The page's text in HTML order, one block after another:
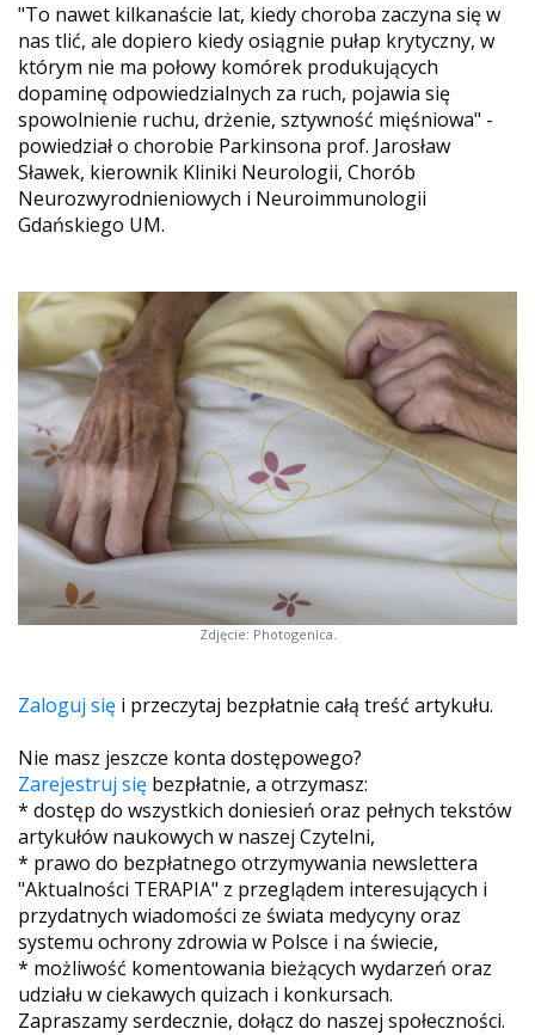
"To nawet kilkanaście lat, kiedy choroba zaczyna się w
nas tlić, ale dopiero kiedy osiągnie pułap krytyczny, w
którym nie ma połowy komórek produkujących
dopaminę odpowiedzialnych za ruch, pojawia się
spowolnienie ruchu, drżenie, sztywność mięśniowa" -
powiedział o chorobie Parkinsona prof. Jarosław
Sławek, kierownik Kliniki Neurologii, Chorób
Neurozwyrodnieniowych i Neuroimmunologii
Gdańskiego UM.
Zdjęcie: Photogenica.
Zaloguj się i przeczytaj bezpłatnie całą treść artykułu.
Nie masz jeszcze konta dostępowego?
Zarejestruj się bezpłatnie, a otrzymasz:
* dostęp do wszystkich doniesień oraz pełnych tekstów
artykułów naukowych w naszej Czytelni,
* prawo do bezpłatnego otrzymywania newslettera
"Aktualności TERAPIA" z przeglądem interesujących i
przydatnych wiadomości ze świata medycyny oraz
systemu ochrony zdrowia w Polsce i na świecie,
* możliwość komentowania bieżących wydarzeń oraz
udziału w ciekawych quizach i konkursach.
Zapraszamy serdecznie, dołącz do naszej społeczności.